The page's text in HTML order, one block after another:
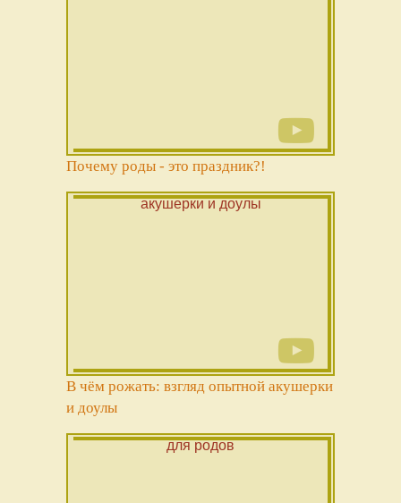
Почему роды - это праздник?!
В чём рожать: взгляд опытной акушерки
и доулы